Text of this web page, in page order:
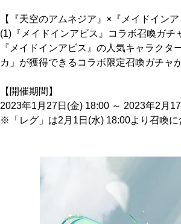
【『天空のアムネジア』×『メイドインア
(1)『メイドインアビス』コラボ召喚ガチ
『メイドインアビス』の人気キャラク
カ」が獲得できるコラボ限定召喚ガチャ
【開催期間】
2023年1月27日(金) 18:00 ～ 2023年2月
※「レグ」は2月1日(水) 18:00より召喚に